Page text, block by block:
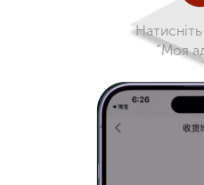
Натисніть
“Моя